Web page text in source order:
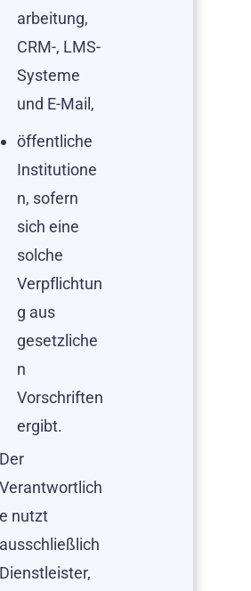
arbeitung,
CRM-, LMS-
Systeme
und E-Mail,
öffentliche
Institutione
n, sofern
sich eine
solche
Verpflichtun
g aus
gesetzliche
n
Vorschriften
ergibt.
Der
Verantwortlich
e nutzt
ausschließlich
Dienstleister,